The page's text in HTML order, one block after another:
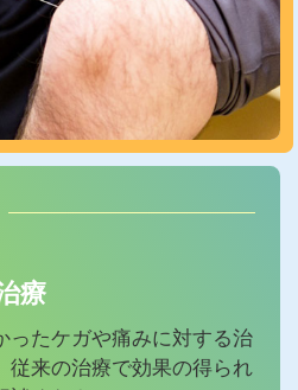
療
ったケガや痛みに対する治
従来の治療で効果の得られ